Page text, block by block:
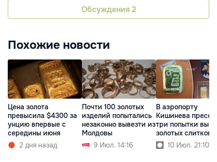
Обсуждения 2
Похожие новости
Цена золота
превысила $4300 за
унцию впервые с
середины июня
2 дня назад
Почти 100 золотых
изделий попытались
незаконно вывезти из
Молдовы
9 Июл. 14:16
В аэропорту
Кишинева
три попытки
золотых слитков
10 Июл. 21:10